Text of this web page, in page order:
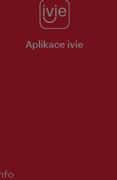
Aplikace ivie